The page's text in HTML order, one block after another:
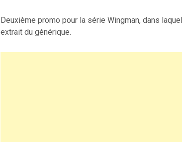
Deuxième promo pour la série Wingman, dans
extrait du générique.